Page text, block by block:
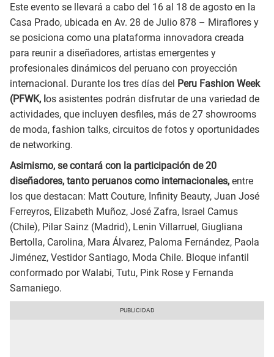
Este evento se llevará a cabo del 16 al 18 de agosto en la
Casa Prado, ubicada en Av. 28 de Julio 878 – Miraflores y
se posiciona como una plataforma innovadora creada
para reunir a diseñadores, artistas emergentes y
profesionales dinámicos del peruano con proyección
internacional. Durante los tres días del Peru Fashion Week
(PFWK, los asistentes podrán disfrutar de una variedad de
actividades, que incluyen desfiles, más de 27 showrooms
de moda, fashion talks, circuitos de fotos y oportunidades
de networking.
Asimismo, se contará con la participación de 20
diseñadores, tanto peruanos como internacionales, entre
los que destacan: Matt Couture, Infinity Beauty, Juan José
Ferreyros, Elizabeth Muñoz, José Zafra, Israel Camus
(Chile), Pilar Sainz (Madrid), Lenin Villarruel, Giugliana
Bertolla, Carolina, Mara Álvarez, Paloma Fernández, Paola
Jiménez, Vestidor Santiago, Moda Chile. Bloque infantil
conformado por Walabi, Tutu, Pink Rose y Fernanda
Samaniego.